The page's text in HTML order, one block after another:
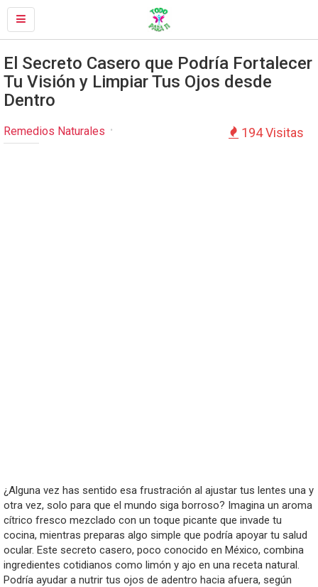
El Secreto Casero que Podría Fortalecer
Tu Visión y Limpiar Tus Ojos desde
Dentro
Remedios Naturales 194 Visitas
¿Alguna vez has sentido esa frustración al ajustar tus lentes una y
otra vez, solo para que el mundo siga borroso? Imagina un aroma
cítrico fresco mezclado con un toque picante que invade tu
cocina, mientras preparas algo simple que podría apoyar tu salud
ocular. Este secreto casero, poco conocido en México, combina
ingredientes cotidianos como limón y ajo en una receta natural.
Podría ayudar a nutrir tus ojos de adentro hacia afuera, según